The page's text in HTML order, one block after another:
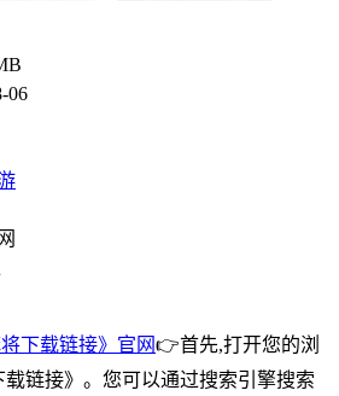
06
下载链接》官网👉首先,打开您的浏
链接》。您可以通过搜索引擎搜索